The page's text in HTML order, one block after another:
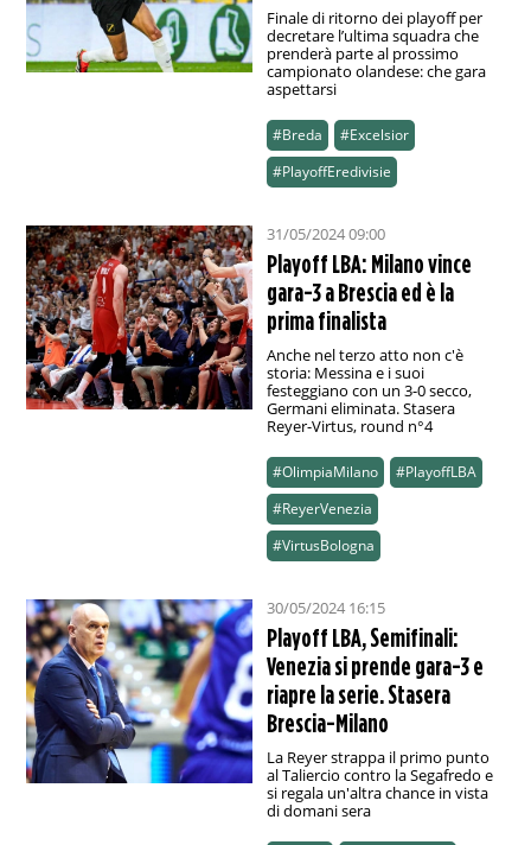
Finale di ritorno dei playoff per
decretare l’ultima squadra che
prenderà parte al prossimo
campionato olandese: che gara
aspettarsi
#Breda
#Excelsior
#PlayoffEredivisie
31/05/2024 09:00
Playoff LBA: Milano vince
gara-3 a Brescia ed è la
prima finalista
Anche nel terzo atto non c'è
storia: Messina e i suoi
festeggiano con un 3-0 secco,
Germani eliminata. Stasera
Reyer-Virtus, round n°4
#OlimpiaMilano
#PlayoffLBA
#ReyerVenezia
#VirtusBologna
30/05/2024 16:15
Playoff LBA, Semifinali:
Venezia si prende gara-3 e
riapre la serie. Stasera
Brescia-Milano
La Reyer strappa il primo punto
al Taliercio contro la Segafredo e
si regala un'altra chance in vista
di domani sera